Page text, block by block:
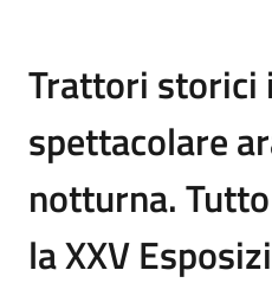
Trattori storici
spettacolare
notturna.
la XXV